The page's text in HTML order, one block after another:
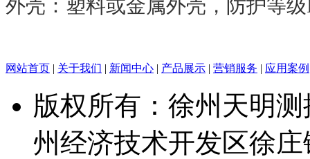
外壳： 塑料或金属外壳，防护等级
网站首页 | 关于我们 | 新闻中心 | 产品展示 | 营销服务 | 应用案例
版权所有：徐州天明
州经济技术开发区徐